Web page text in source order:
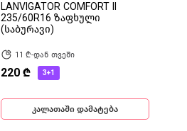
LANVIGATOR COMFORT II
235/60R16 ზაფხული
(საბურავი)
11 ₾-დან თვეში
220 ₾ 3+1
კალათაში დამატება